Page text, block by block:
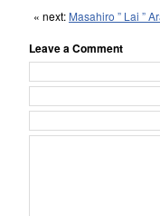
« next: Masahiro ” Lai ”
Leave a Comment